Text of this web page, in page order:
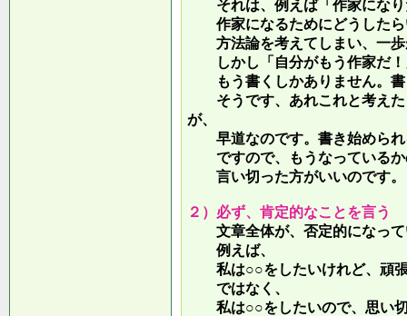
それは、例えば「作家になり
作家になるためにどうしたら
方法論を考えてしまい、一歩
しかし「自分がもう作家だ！
もう書くしかありません。書
そうです、あれこれと考えた
が、
早道なのです。書き始められ
ですので、もうなっているか
言い切った方がいいのです。
２）必ず、肯定的なことを言う
文章全体が、否定的になっ
例えば、
私は○○をしたいけれど、頑張
ではなく、
私は○○をしたいので、思い切